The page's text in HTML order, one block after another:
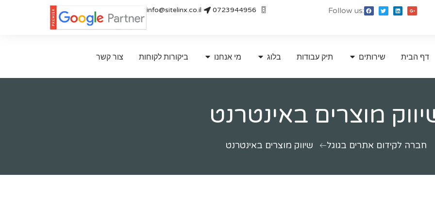
0723944956
info@sitelinx.co.il Follow us:
דף הבית שירותים תיק עבודות בלוג מי אנחנו ביקורות לקוחות צור קשר
מוצרים באינטרנט
חברה לקידום אתרים בגוגל שיווק מוצרים באינטרנט